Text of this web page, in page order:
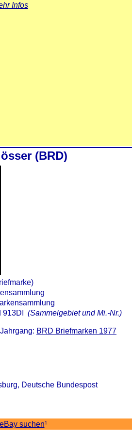
Infos
(BRD)
913DI (Sammelgebiet und Mi.-Nr.)
BRD Briefmarken 1977
Deutsche Bundespost
suchen¹